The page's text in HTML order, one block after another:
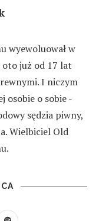
wyewoluował w
już od 17 lat
I niczym
osobie o sobie -
sędzia piwny,
Wielbiciel Old